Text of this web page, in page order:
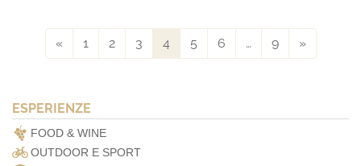
« 1 2 3 4 5 6 … 9 »
ESPERIENZE
FOOD & WINE
OUTDOOR E SPORT